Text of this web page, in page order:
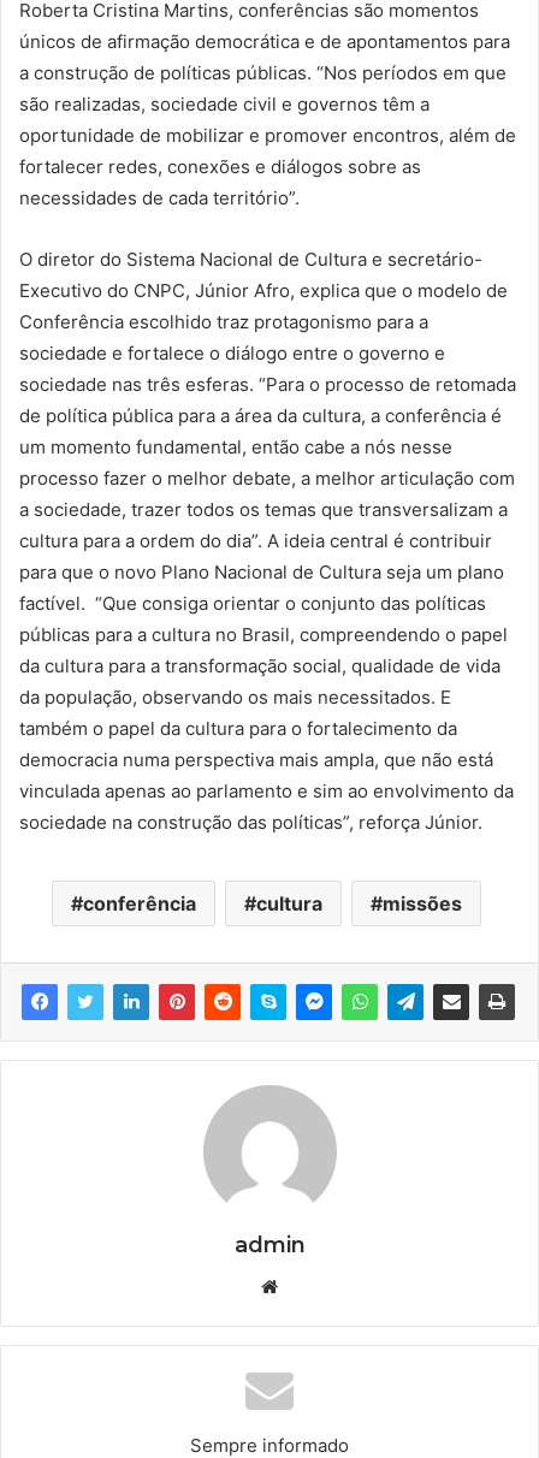
Roberta Cristina Martins, conferências são momentos
únicos de afirmação democrática e de apontamentos para
a construção de políticas públicas. “Nos períodos em que
são realizadas, sociedade civil e governos têm a
oportunidade de mobilizar e promover encontros, além de
fortalecer redes, conexões e diálogos sobre as
necessidades de cada território”.
O diretor do Sistema Nacional de Cultura e secretário-
Executivo do CNPC, Júnior Afro, explica que o modelo de
Conferência escolhido traz protagonismo para a
sociedade e fortalece o diálogo entre o governo e
sociedade nas três esferas. “Para o processo de retomada
de política pública para a área da cultura, a conferência é
um momento fundamental, então cabe a nós nesse
processo fazer o melhor debate, a melhor articulação com
a sociedade, trazer todos os temas que transversalizam a
cultura para a ordem do dia”. A ideia central é contribuir
para que o novo Plano Nacional de Cultura seja um plano
factível. “Que consiga orientar o conjunto das políticas
públicas para a cultura no Brasil, compreendendo o papel
da cultura para a transformação social, qualidade de vida
da população, observando os mais necessitados. E
também o papel da cultura para o fortalecimento da
democracia numa perspectiva mais ampla, que não está
vinculada apenas ao parlamento e sim ao envolvimento da
sociedade na construção das políticas”, reforça Júnior.
conferência cultura missões
admin
te
Sempre informado